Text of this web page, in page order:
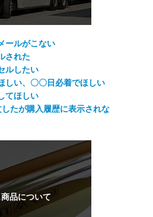
ールがこない
された
ルしたい
しい、〇〇日必着でほしい
てほしい
たが購入履歴に表示されな